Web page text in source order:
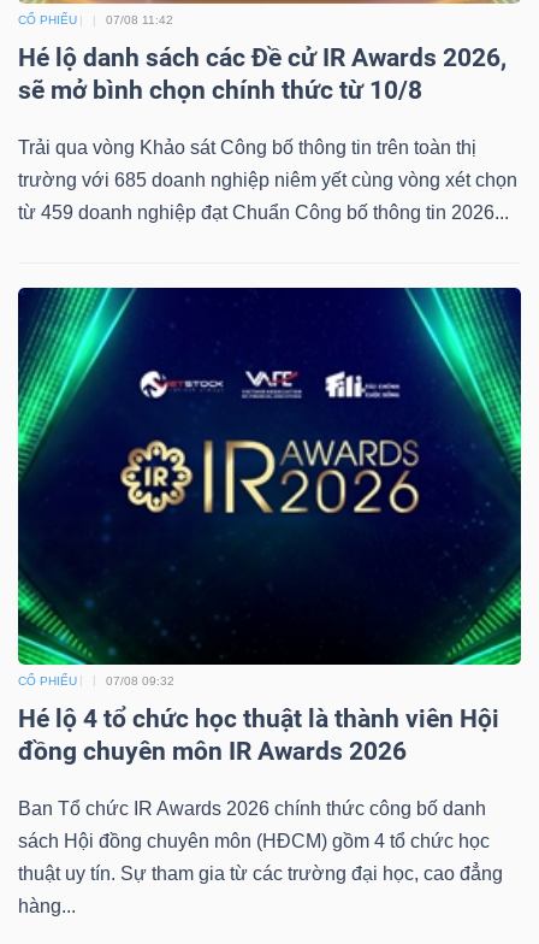
CỔ PHIẾU 07/08 11:42
Hé lộ danh sách các Đề cử IR Awards 2026,
sẽ mở bình chọn chính thức từ 10/8
Trải qua vòng Khảo sát Công bố thông tin trên toàn thị
trường với 685 doanh nghiệp niêm yết cùng vòng xét chọn
từ 459 doanh nghiệp đạt Chuẩn Công bố thông tin 2026...
CỔ PHIẾU 07/08 09:32
Hé lộ 4 tổ chức học thuật là thành viên Hội
đồng chuyên môn IR Awards 2026
Ban Tổ chức IR Awards 2026 chính thức công bố danh
sách Hội đồng chuyên môn (HĐCM) gồm 4 tổ chức học
thuật uy tín. Sự tham gia từ các trường đại học, cao đẳng
hàng...